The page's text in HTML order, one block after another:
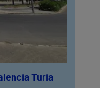
Turia